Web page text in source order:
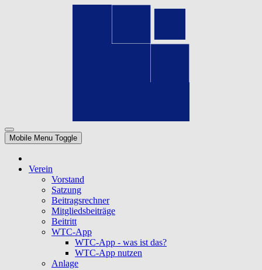
Mobile Menu Toggle
Verein
Vorstand
Satzung
Beitragsrechner
Mitgliedsbeiträge
Beitritt
WTC-App
WTC-App - was ist das?
WTC-App nutzen
Anlage